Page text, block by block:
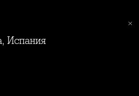
Испания